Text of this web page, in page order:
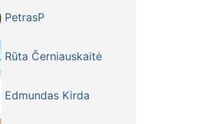
PetrasP
Rūta Černiauskaitė
Edmundas Kirda